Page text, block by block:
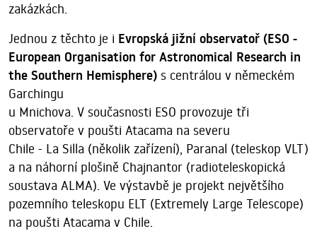
zakázkách.
Jednou z těchto je i Evropská jižní observatoř (ESO -
European Organisation for Astronomical Research in
the Southern Hemisphere) s centrálou v německém
Garchingu
u Mnichova. V současnosti ESO provozuje tři
observatoře v poušti Atacama na severu
Chile - La Silla (několik zařízení), Paranal (teleskop VLT)
a na náhorní plošině Chajnantor (radioteleskopická
soustava ALMA). Ve výstavbě je projekt největšího
pozemního teleskopu ELT (Extremely Large Telescope)
na poušti Atacama v Chile.